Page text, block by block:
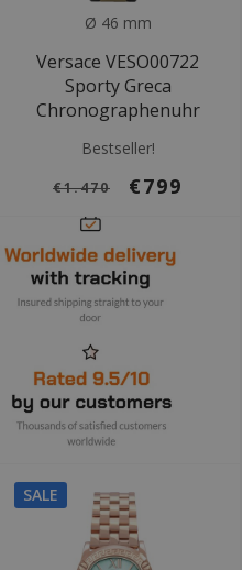
Ø 46 mm
Versace VESO00722
Sporty Greca
Chronographenuhr
Bestseller!
€1.470 €799
SALE